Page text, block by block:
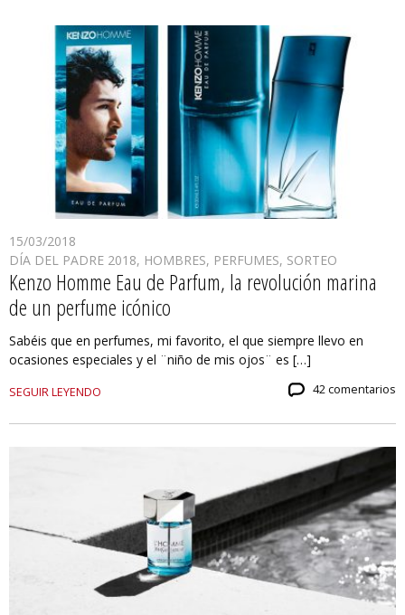
15/03/2018
DÍA DEL PADRE 2018, HOMBRES, PERFUMES, SORTEO
Kenzo Homme Eau de Parfum, la revolución marina
de un perfume icónico
Sabéis que en perfumes, mi favorito, el que siempre llevo en
ocasiones especiales y el ¨niño de mis ojos¨ es […]
SEGUIR LEYENDO 42 comentarios